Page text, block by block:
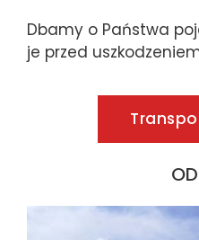
Dbamy o Państwa
je przed